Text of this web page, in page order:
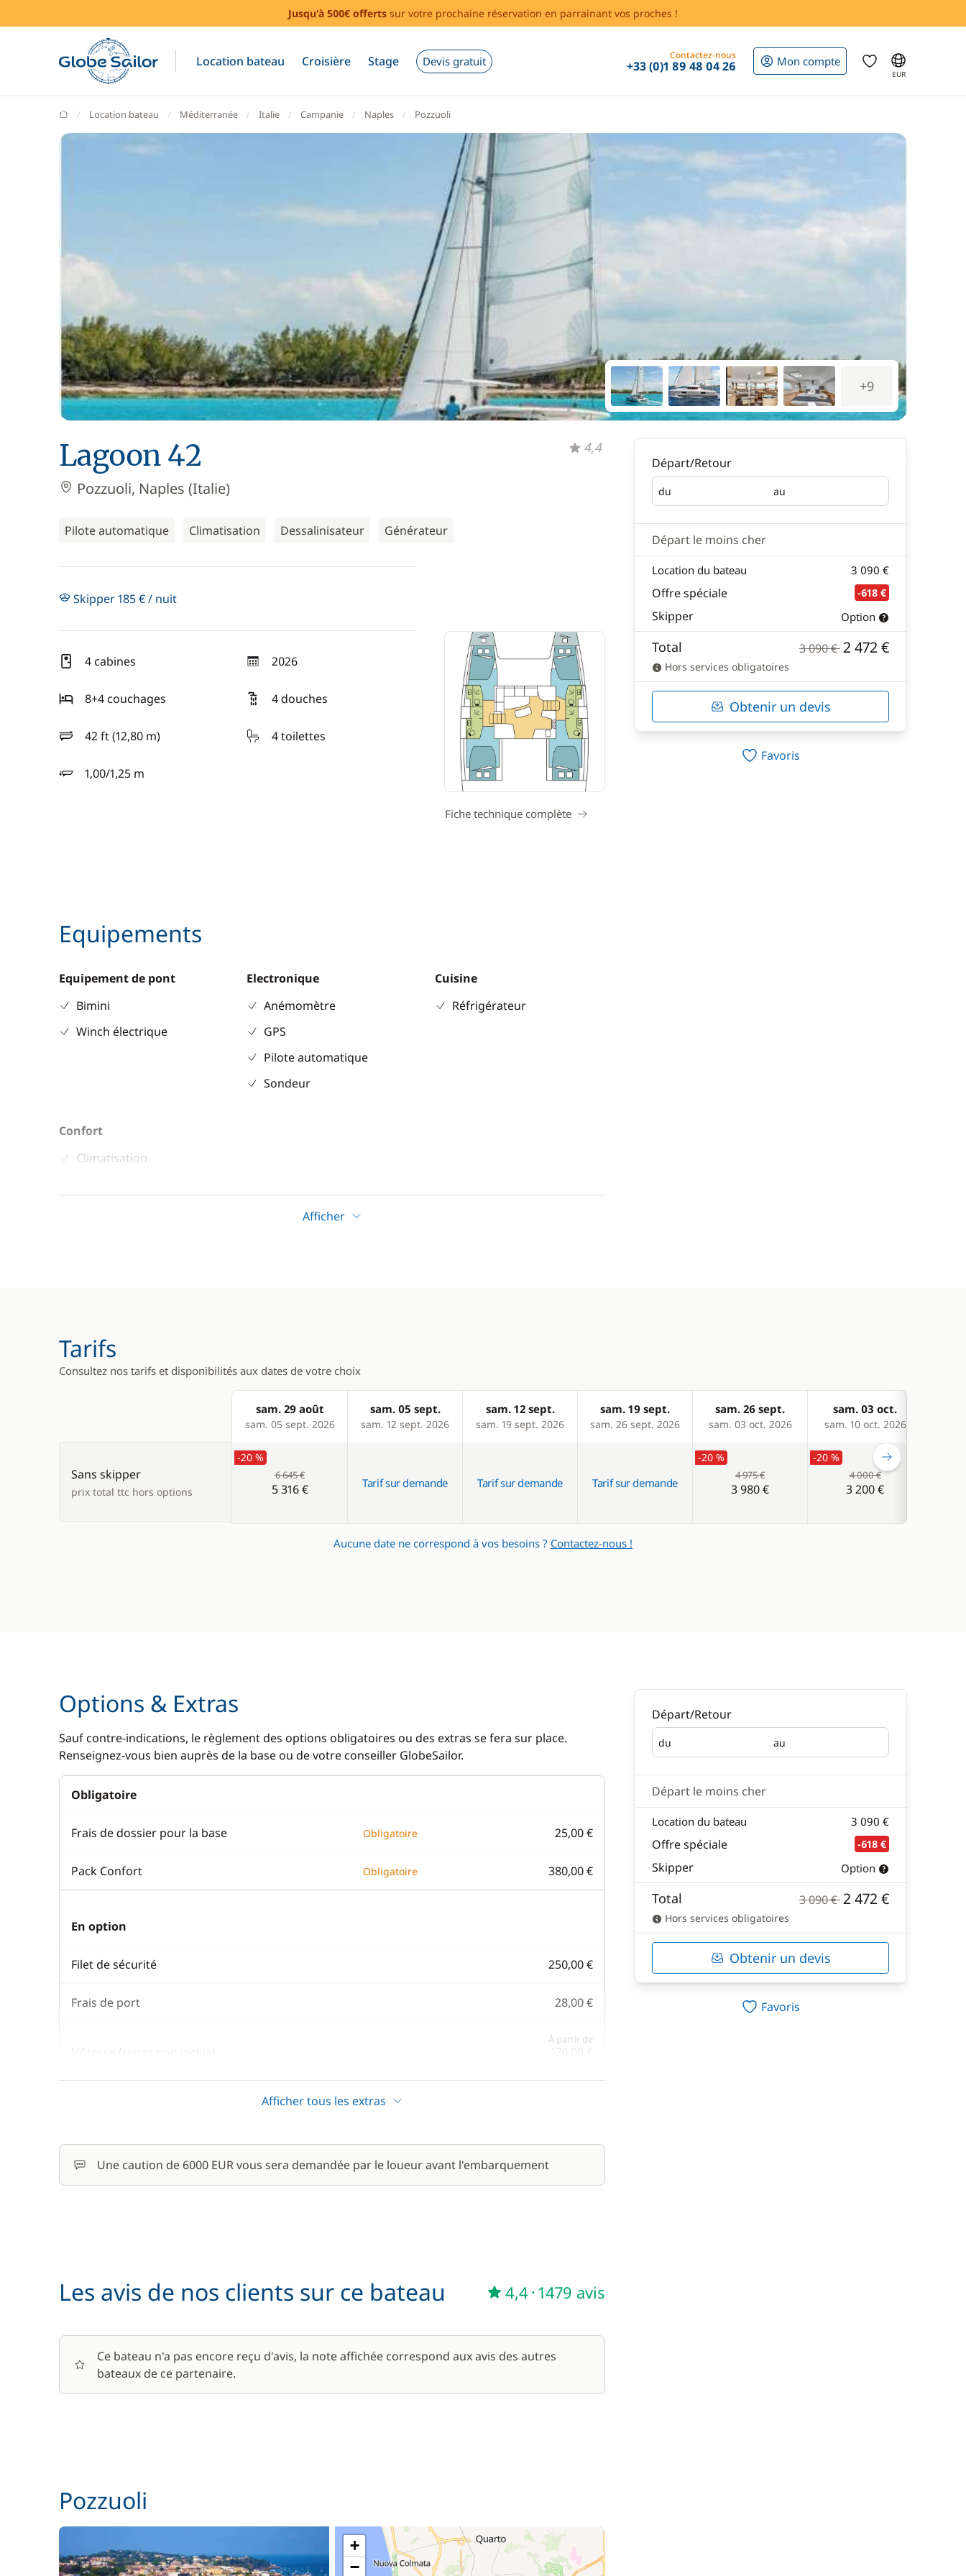
Jusqu'à 500€ offerts sur votre prochaine réservation en parrainant vos proches !
Location bateau Croisière Stage Devis gratuit Contactez-nous
+33 (0)1 89 48 04 26 Mon compte
EUR
GlobeSailor
Location bateau Méditerranée Italie Campanie Naples Pozzuoli
+9
Lagoon 42
Pozzuoli, Naples (Italie)
Pilote automatique Climatisation Dessalinisateur Générateur
4,4
Skipper 185 € / nuit
4 cabines 2026
année
8+4 couchages
4 douches
42 ft (12,80 m)
longueur 4 toilettes
1,00/1,25 m
tirant d'eau
Fiche technique complète
Equipements
Equipement de pont
Bimini
Winch électrique
Electronique
Anémomètre
GPS
Pilote automatique
Sondeur
Cuisine
Réfrigérateur
Confort
Climatisation
Afficher
Départ/Retour
du
Départ au
Retour
Départ le moins cher
Location du bateau 3 090 €
Offre spéciale -618 €
Skipper Option
Total 3 090 €2 472 €
Hors services obligatoires
Obtenir un devis
Favoris
Tarifs
Consultez nos tarifs et disponibilités aux dates de votre choix
Products
sam. 29 août
sam. 05 sept. 2026
sam. 05 sept.
sam. 12 sept. 2026
sam. 12 sept.
sam. 19 sept. 2026
sam. 19 sept.
sam. 26 sept. 2026
sam. 26 sept.
sam. 03 oct. 2026
sam. 03 oct.
sam. 10 oct. 2026
Sans skipper
prix total ttc hors options
-20 %
6 645 €
5 316 € Tarif sur demande Tarif sur demande Tarif sur demande
-20 %
4 975 €
3 980 €
-20 %
4 000 €
3 200 €
Aucune date ne correspond à vos besoins ? Contactez-nous !
Options & Extras
Sauf contre-indications, le règlement des options obligatoires ou des extras se fera sur place.
Renseignez-vous bien auprès de la base ou de votre conseiller GlobeSailor.
Obligatoire
Frais de dossier pour la base Obligatoire 25,00 €
Pack Confort Obligatoire 380,00 €
En option
Filet de sécurité 250,00 €
Frais de port 28,00 €
Hôtesse (repas non inclus)
À partir de
170,00 €
Paddle
À partir de
/ nuit
Skipper (repas non inclus) 185,00 €
/ nuit
Afficher tous les extras
Une caution de 6000 EUR vous sera demandée par le loueur avant l'embarquement
Les avis de nos clients sur ce bateau 4,4·1479 avis
Ce bateau n'a pas encore reçu d'avis, la note affichée correspond aux avis des autres
bateaux de ce partenaire.
Pozzuoli
+
−
Départ/Retour
du
Départ au
Retour
Départ le moins cher
Location du bateau 3 090 €
Offre spéciale -618 €
Skipper Option
Total 3 090 €2 472 €
Hors services obligatoires
Obtenir un devis
Favoris